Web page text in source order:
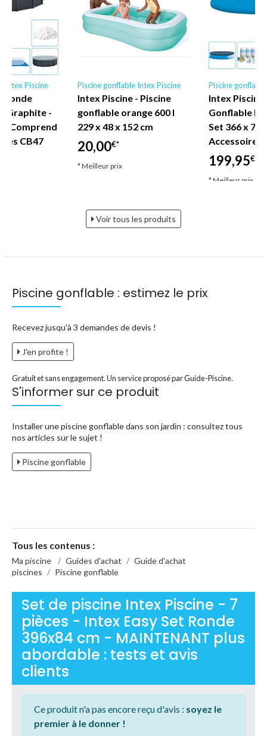
Intex Piscine
Ronde
Graphite -
- Comprend
CB47
Piscine gonflable Intex Piscine
Intex Piscine - Piscine
gonflable orange 600 l
229 x 48 x 152 cm
20,00€*
* Meilleur prix
Piscine
Intex Piscine
Gonflable
Set 366 x 76
Accessoire
199,95€*
* Meilleur prix
Voir tous les produits
Piscine gonflable : estimez le prix
Recevez jusqu'à 3 demandes de devis !
J'en profite !
Gratuit et sans engagement. Un service proposé par Guide-Piscine.
S'informer sur ce produit
Installer une piscine gonflable dans son jardin : consultez tous
nos articles sur le sujet !
Piscine gonflable
Tous les contenus :
Ma piscine / Guides d'achat / Guide d'achat
piscines / Piscine gonflable
Set de piscine Intex Piscine - 7
pièces - Intex Easy Set Ronde
396x84 cm - MAINTENANT plus
abordable : tests et avis
clients
Ce produit n'a pas encore reçu d'avis : soyez le
premier à le donner !